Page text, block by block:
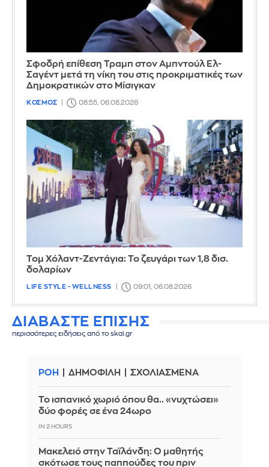
Σφοδρή επίθεση Τραμπ στον Αμπντούλ Ελ-
Σαγέντ μετά τη νίκη του στις προκριματικές των
Δημοκρατικών στο Μίσιγκαν
ΚΟΣΜΟΣ 08:55, 06.08.2026
Τομ Χόλαντ-Ζεντάγια: Το ζευγάρι των 1,8 δισ.
δολαρίων
LIFE STYLE - WELLNESS 09:01, 06.08.2026
ΔΙΑΒΑΣΤΕ ΕΠΙΣΗΣ
περισσότερες ειδήσεις από το skai.gr
ΡΟΗ ΔΗΜΟΦΙΛΗ ΣΧΟΛΙΑΣΜΕΝΑ
Το ισπανικό χωριό όπου θα.. «νυχτώσει»
δύο φορές σε ένα 24ωρο
IN 2 HOURS
Μακελειό στην Ταϊλάνδη: Ο μαθητής
σκότωσε τους παππούδες του πριν